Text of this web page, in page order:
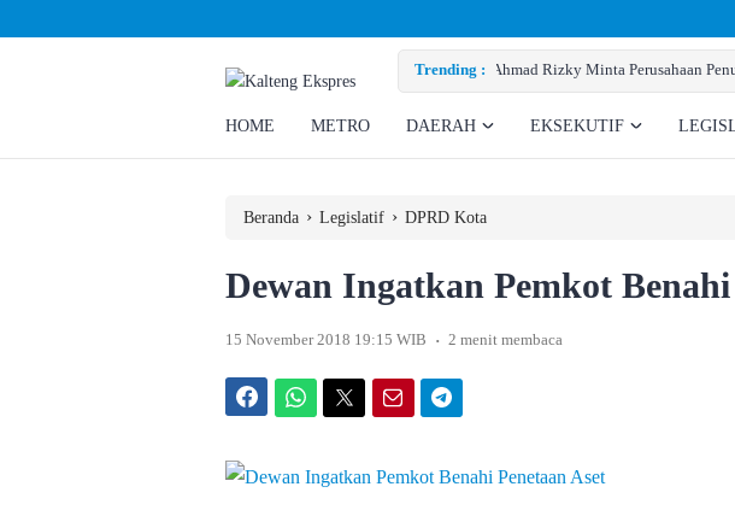
Trending :
Rizky Minta Perusahaan Penuhi Hak Ratusan Eks Pekerja
HOME METRO DAERAH EKSEKUTIF
Beranda › Legislatif › DPRD Kota
Dewan Ingatkan Pemkot Benahi
15 November 2018 19:15 WIB . 2 menit membaca